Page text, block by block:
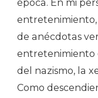
época. En mi
entretenimiento,
de anécdotas
entretenimiento
del nazismo, la
Como